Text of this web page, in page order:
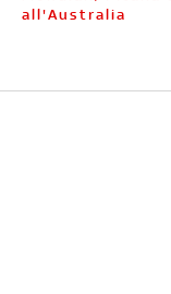
all'Australia